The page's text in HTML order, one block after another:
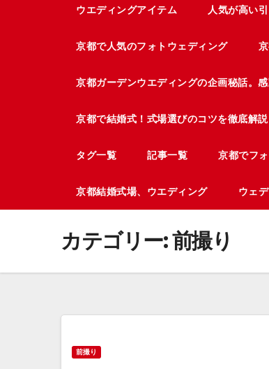
ウエディングアイテム 人気が高い
京都で人気のフォトウェディング
京都ガーデンウエディングの企画秘話。
京都で結婚式！式場選びのコツを徹底解説
タグ一覧 記事一覧 京都でフ
京都結婚式場、ウエディング ウェ
カテゴリー:前撮り
前撮り